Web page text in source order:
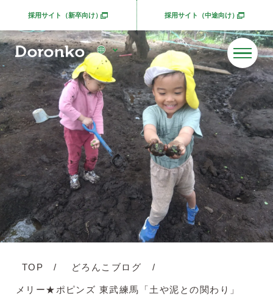
採用サイト（新卒向け）別ウィンドウで開きます 採用サイト（中途向け）別ウィンドウで開きま
TOP どろんこブログ
メリー★ポピンズ 東武練馬「土や泥との関わり」